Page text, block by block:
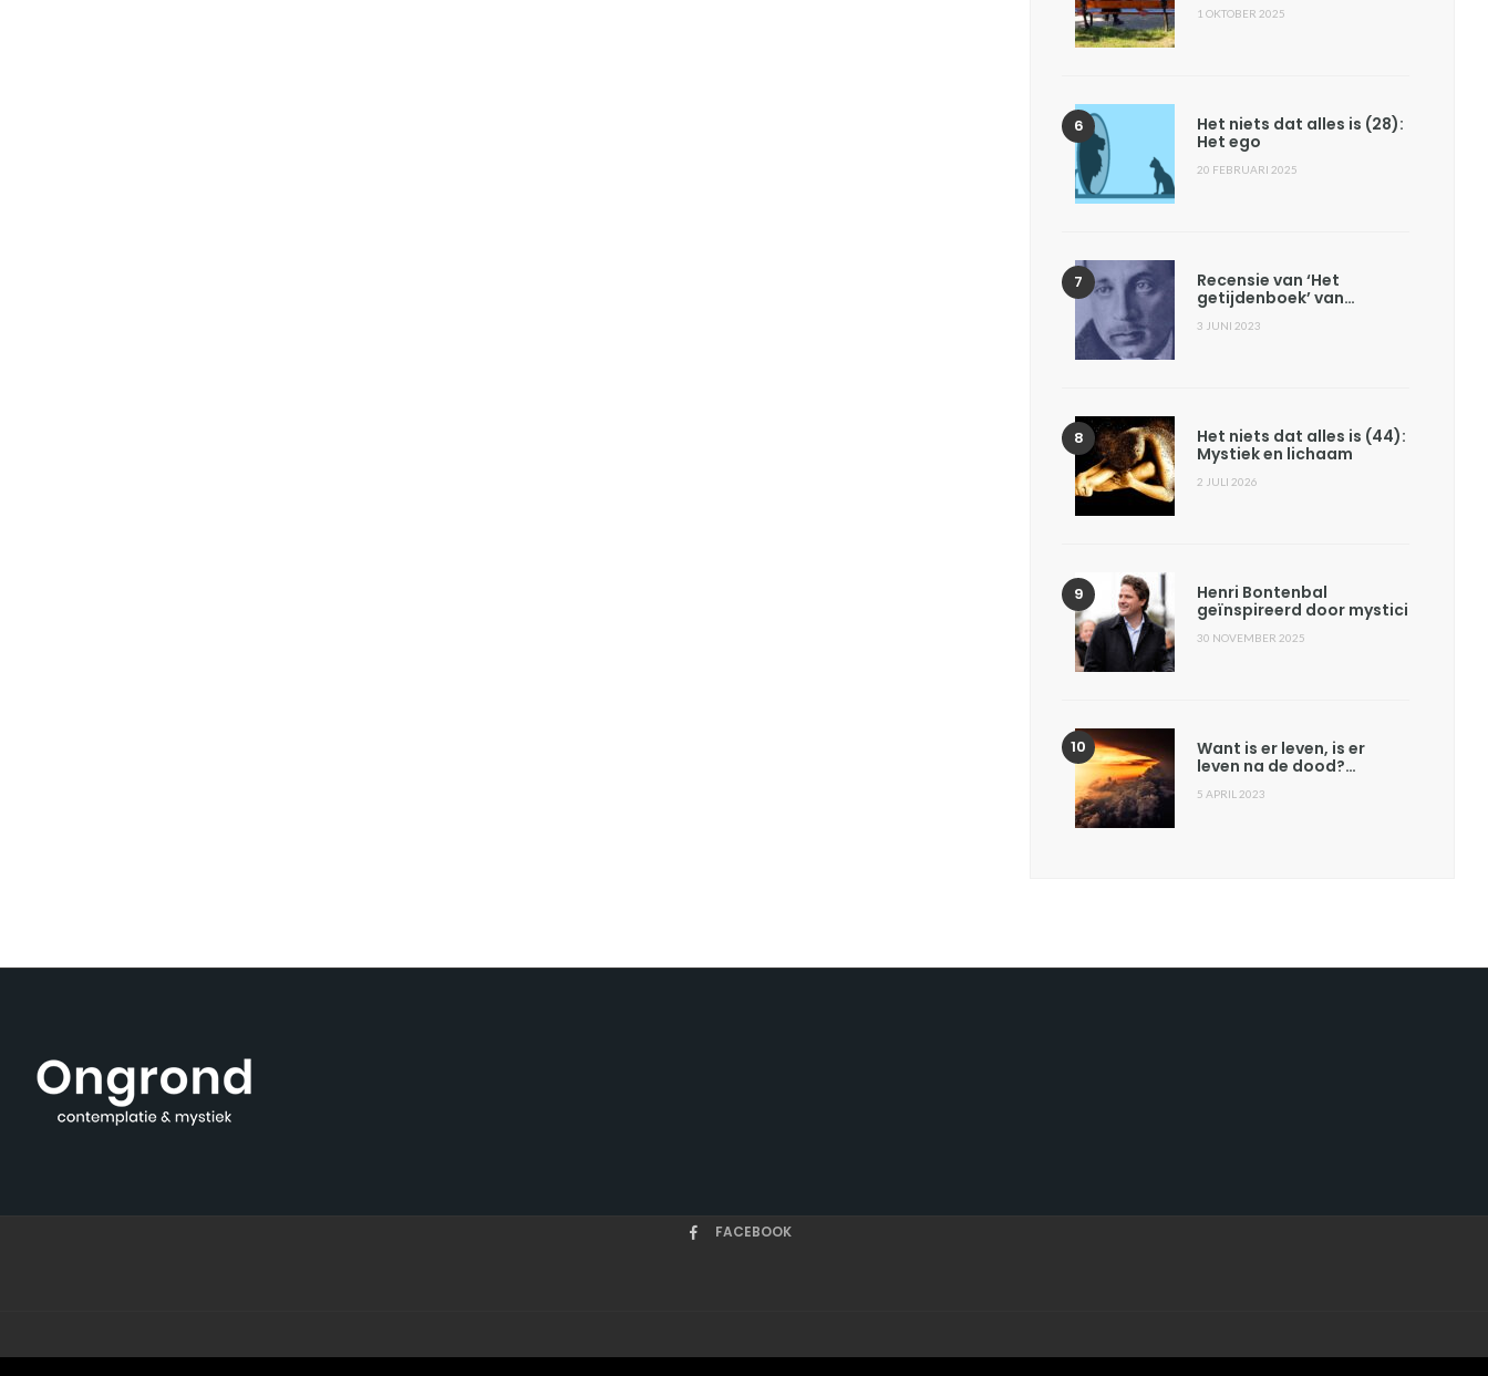
1 OKTOBER 2025
Het niets dat alles is (28):
Het ego
20 FEBRUARI 2025
Recensie van ‘Het
getijdenboek’ van…
3 JUNI 2023
Het niets dat alles is (44):
Mystiek en lichaam
2 JULI 2026
Henri Bontenbal
geïnspireerd door mystici
30 NOVEMBER 2025
Want is er leven, is er
leven na de dood?…
5 APRIL 2023
FACEBOOK